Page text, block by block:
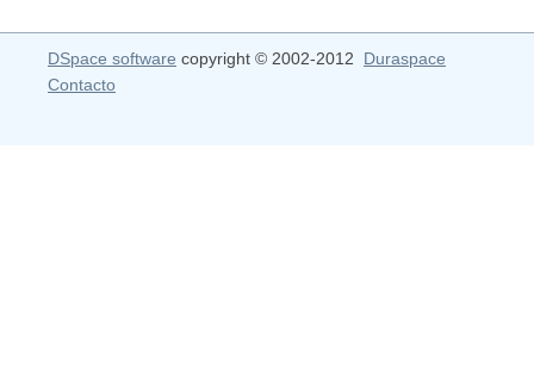
DSpace software copyright © 2002-2012 Duraspace
Contacto